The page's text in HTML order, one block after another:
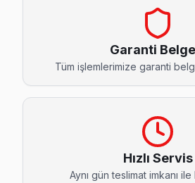
Esenyurt Tefal Servis →
Akevler Tefal Servis
Akevler mahallesi Tefal TV
Esenyurt Tefal Servis →
Akşemseddin Tefal Servis
Akşemseddin semtindeki Tefal
Akşemseddin Tefal Açılmıyor
Garanti
Tüm işlemlerimize garanti
Hızlı Servis
Aynı gün teslimat imkanı ile